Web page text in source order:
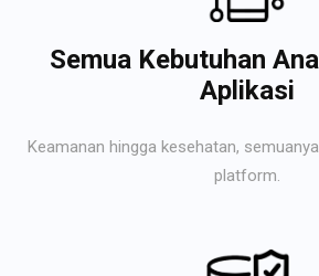
Semua Kebutuhan
Aplikasi
Keamanan hingga kesehatan,
platform.